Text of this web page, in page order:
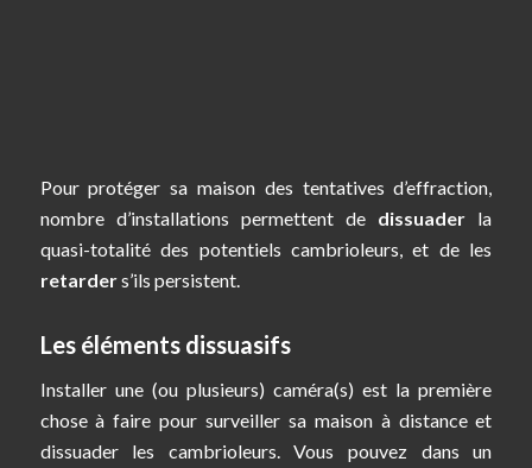
Pour protéger sa maison des tentatives d’effraction,
nombre d’installations permettent de dissuader la
quasi-totalité des potentiels cambrioleurs, et de les
retarders’ils persistent.
Les éléments dissuasifs
Installer une (ou plusieurs) caméra(s) est la première
chose à faire pour surveiller sa maison à distance et
dissuader les cambrioleurs. Vous pouvez dans un